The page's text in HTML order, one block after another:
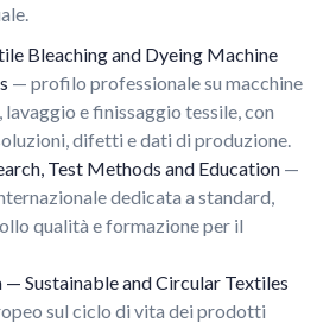
Bleaching and Dyeing Machine
— profilo professionale su macchine
e finissaggio tessile, con
difetti e dati di produzione.
Test Methods and Education —
dedicata a standard,
qualità e formazione per il
— Sustainable and Circular Textiles
sul ciclo di vita dei prodotti